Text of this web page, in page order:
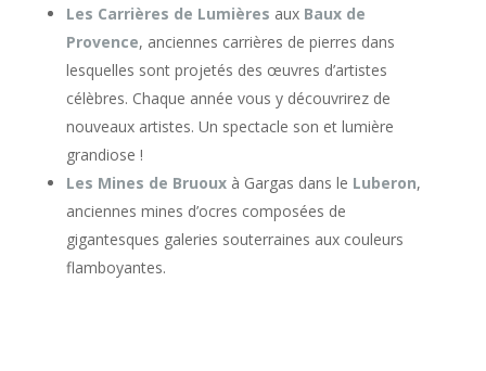
Les Carrières de Lumières aux Baux de
Provence, anciennes carrières de pierres dans
lesquelles sont projetés des œuvres d’artistes
célèbres. Chaque année vous y découvrirez de
nouveaux artistes. Un spectacle son et lumière
grandiose !
Les Mines de Bruouxà Gargas dans le Luberon,
anciennes mines d’ocres composées de
gigantesques galeries souterraines aux couleurs
flamboyantes.